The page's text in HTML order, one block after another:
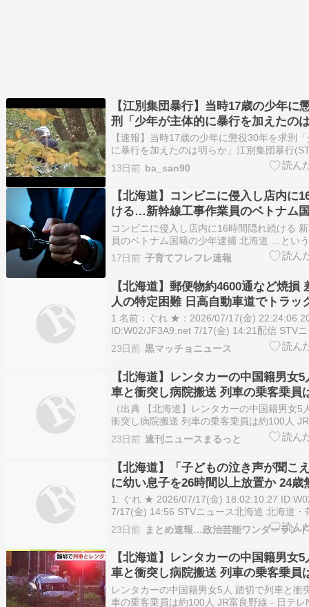
【江別集団暴行】当時17歳の少年に
刑「少年が主体的に暴行を加えたの
【速報】当時17歳の少年に懲役30年を求刑
に暴行を加えたのは明らか」江別集団暴行
海道) - Yahoo!ニュース 【速報】当時17歳の
を求刑「少年が主体的に暴行を加えたのは明
暴行(STVニュース北海道) Yahoo!…
13日前 ba_san90
【北海道】コンビニに侵入し店内に
ける…新幹線工事作業員のベトナム
捕
コンビニに侵入し店内に16時間隠れ続ける
員のベトナム国籍の少年逮捕 北海道 …とい
べに対し少年は、「コンビニに盗みに入った
い」と容疑を認めています。 少年は北海道
伸工事の作業員で、警察は… （出典：STV
…
17日前 子育てフレフレ速報
【北海道】郵便物約4600通など焼損
人の特定困難 日高自動車道でトラッ
本郵便
1 名前：ぐれ ★：2026/07/17(金)
ID:W02/JF3A9.net 7/17(金) 14:21配信 STV
日本郵便は、2026年7月15日に日高自動車道
える火事があり、積載していた郵便物などへ
たと…
23日前 黒マッチョニュース
【北海道】レンタカーの中国籍男女
車と衝突し病院搬送 列車の乗客乗員
富良野線
（出典 【北海道】レンタカーの中国籍男女5
衝突し病院搬送 列車の乗客乗員は約100人
[nita★]）1 nita ★ ：2026/07/17(金)
ID:NSpglExT9STVニュース北海道 7月17日
23日前 速刊ニュースまるっと
【北海道】「子どもの泣き声が聞こ
に幼い息子を26時間以上放置か 24歳
逮捕 帯広市
1: ぐれ ★ 2026/07/17(金) 18:02:10.27
7/17(金) 14:56 STVニュース北海道 北海道・
月17日、幼い息子を自宅に置き去りにした
The post 【北海道】「子どもの泣き声が聞
23日前 まとめ速報…政治芸能ワンダーランド
【北海道】レンタカーの中国籍男女
車と衝突し病院搬送 列車の乗客乗員
富良野線
レンタカーの中国籍男女5人 踏切で列車と衝
車の乗客乗員は約100人 JR富良野線 - 日テレ